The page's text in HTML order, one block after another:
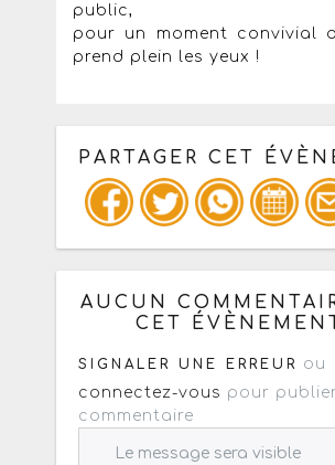
public,
pour un moment convivial
prend plein les yeux !
PARTAGER CET
Copiez les infos ci-
: mail / forum / réseau
AUCUN
CET
SIGNALER UNE ERREUR
ou
connectez-vous pour
commentaire